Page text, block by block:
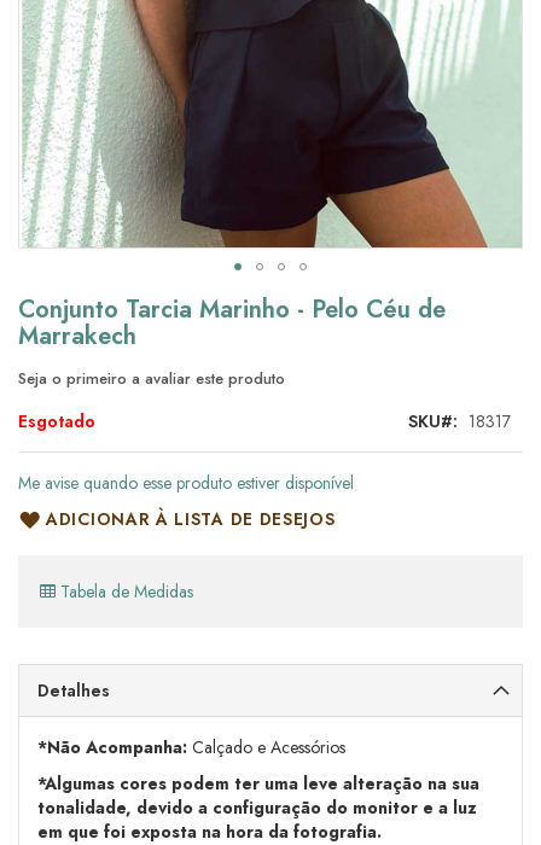
Conjunto Tarcia Marinho - Pelo Céu de
Marrakech
Seja o primeiro a avaliar este produto
Esgotado SKU 18317
Me avise quando esse produto estiver disponível
ADICIONAR À LISTA DE DESEJOS
Tabela de Medidas
Saltar
para
o
início
da
Galeria
Detalhes
*Não Acompanha: Calçado e Acessórios
*Algumas cores podem ter uma leve alteração na sua
tonalidade, devido a configuração do monitor e a luz
em que foi exposta na hora da fotografia.